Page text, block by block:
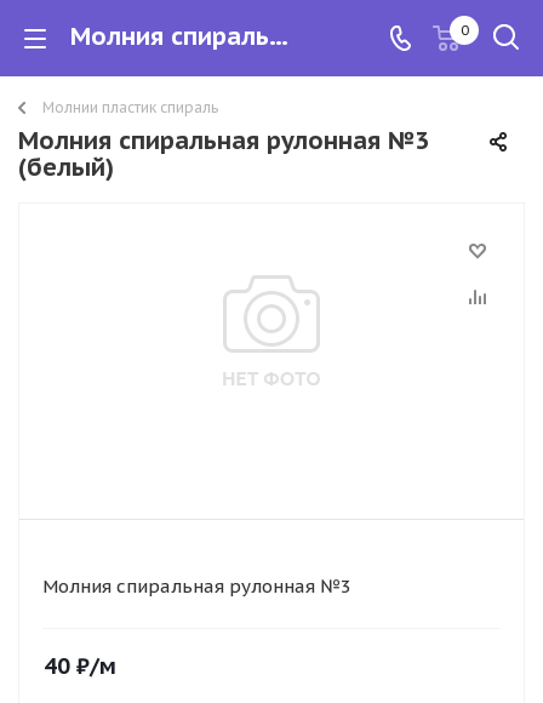
Молния спиральная рулонная №3 0
Молнии пластик спираль
Молния спиральная рулонная №3
(белый)
Молния спиральная рулонная №3
40 ₽/м